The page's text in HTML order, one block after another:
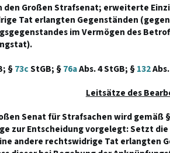
den Großen Strafsenat; erweiterte
Tat erlangten Gegenständen
im Vermögen des
§73cStGB; §76aAbs. 4 StGB; §132Abs.
Leitsätze des
Senat für Strafsachen wird gemäß §
zur Entscheidung vorgelegt: Setzt
andere rechtswidrige Tat erlangten